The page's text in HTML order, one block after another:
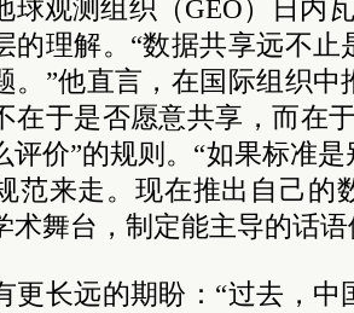
球观测组织（GEO）日内
的理解。“数据共享远不
。”他直言，在国际组织
在于是否愿意共享，而在
评价”的规则。“如果标准
范来走。现在推出自己的
术舞台，制定能主导的话语
更长远的期盼：“过去，